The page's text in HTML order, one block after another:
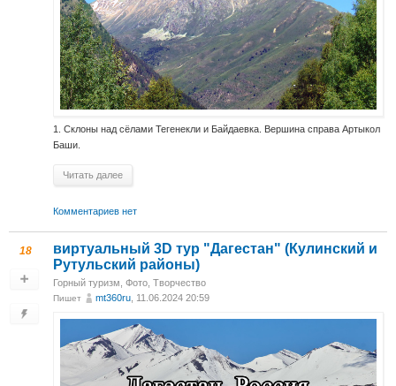
1. Склоны над сёлами Тегенекли и Байдаевка. Вершина справа Артыкол
Баши.
Читать далее
Комментариев нет
18
виртуальный 3D тур "Дагестан" (Кулинский и
Рутульский районы)
Горный туризм Фото Творчество
Пишет mt360ru , 11.06.2024 20:59